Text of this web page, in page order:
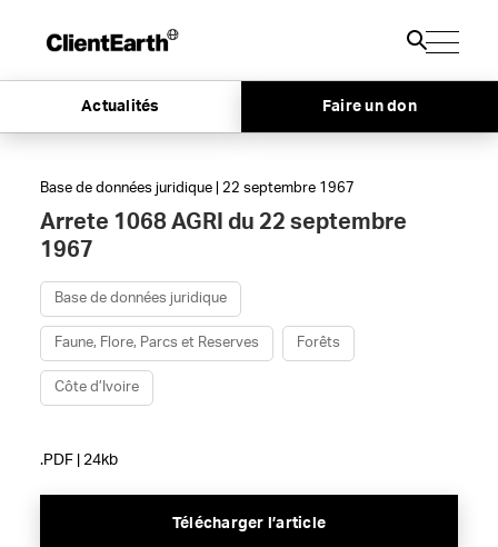
Actualités Faire un don
Base de données juridique | 22 septembre 1967
Arrete 1068 AGRI du 22 septembre
1967
Base de données juridique
Faune, Flore, Parcs et Reserves Forêts
Côte d’Ivoire
.PDF | 24kb
Télécharger l’article